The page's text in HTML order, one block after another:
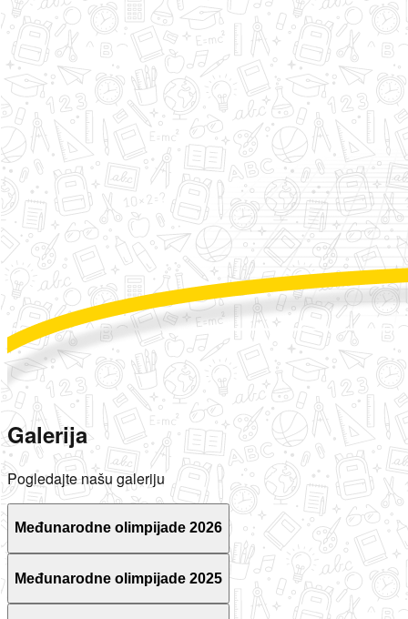
Galerija
Pogledajte našu galeriju
Međunarodne olimpijade 2026
Međunarodne olimpijade 2025